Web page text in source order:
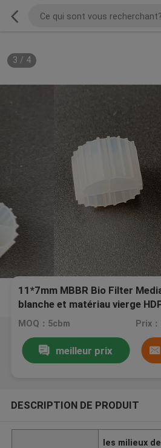
3 / 4
11*7mm MBBR Bio Filter
blanche et matériau vierge
MOQ：5cbm Prix
meilleur prix
DESCRIPTION DE PRODUIT
les milieux